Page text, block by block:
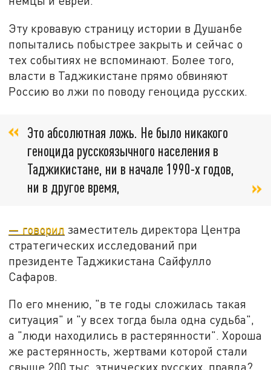
Эту кровавую страницу истории в Душанбе
попытались побыстрее закрыть и сейчас о
тех событиях не вспоминают. Более того,
власти в Таджикистане прямо обвиняют
Россию во лжи по поводу геноцида русских.
Это абсолютная ложь. Не было никакого
геноцида русскоязычного населения в
Таджикистане, ни в начале 1990-х годов,
ни в другое время,
— говорил заместитель директора Центра
стратегических исследований при
президенте Таджикистана Сайфулло
Сафаров.
По его мнению, "в те годы сложилась такая
ситуация" и "у всех тогда была одна судьба",
а "люди находились в растерянности". Хороша
же растерянность, жертвами которой стали
свыше 200 тыс. этнических русских, правда?